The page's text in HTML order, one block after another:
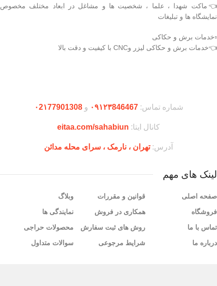
👈ماکت شهدا ، علما ، شخصیت ها و مشاغل در ابعاد مختلف مخصوص
نمایشگاه ها و تبلیغات
▫️خدمات برش و حکاکی
👈خدمات برش و حکاکی لیزر وCNC با کیفیت و دقت بالا
شماره تماس:۰۹۱۲۳846467 و۰2۱77901308
کانال ایتا: eitaa.com/sahabiun
آدرس:تهران ،‌ نارمک ، سرای محله مدائن
لینک های مهم
صفحه اصلی
فروشگاه
تماس با ما
درباره ما
قوانین و مقررات
همکاری در فروش
روش های ثبت سفارش
شرایط مرجوعی
وبلاگ
نمایندگی ها
محصولات حراجی
سوالات متداول